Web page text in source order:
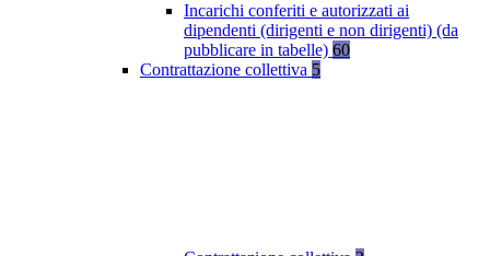
Incarichi conferiti e autorizzati ai
dipendenti (dirigenti e non dirigenti) (da
pubblicare in tabelle) 60
Contrattazione collettiva 5